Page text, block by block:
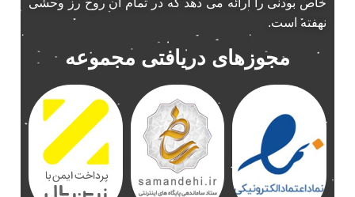
خاص بودنی را ارائه می دهد که در تمام آن روح رز وحشی
نهفته است.
مجوزهای دریافتی مجموعه